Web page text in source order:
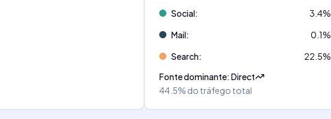
Social: 3.4%
Mail: 0.1%
Search: 22.5%
Fonte dominante:Direct
44.5% do tráfego total